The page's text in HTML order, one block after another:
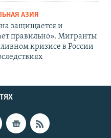
АЗИЯ
защищается и
правильно». Мигранты
кризисе в России